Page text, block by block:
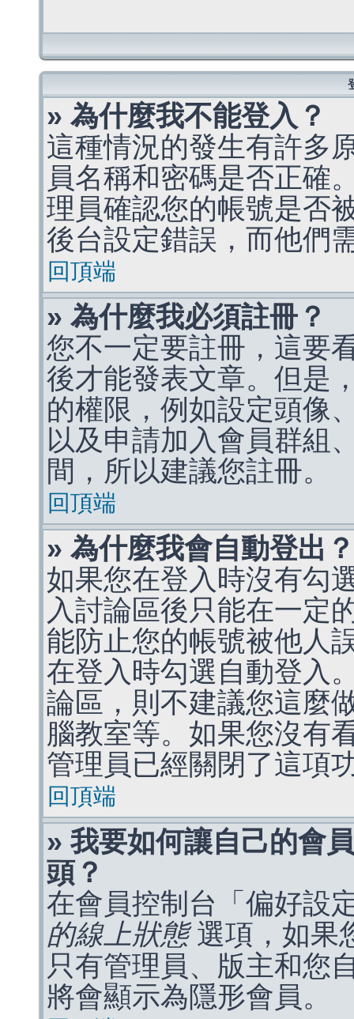
» 為什麼我不能登入？
這種情況的發生有許多
員名稱和密碼是否正確
理員確認您的帳號是否
後台設定錯誤，而他們
回頂端
» 為什麼我必須註冊？
您不一定要註冊，這要
後才能發表文章。但是
的權限，例如設定頭像
以及申請加入會員群組
間，所以建議您註冊。
回頂端
» 為什麼我會自動登出？
如果您在登入時沒有勾
入討論區後只能在一定
能防止您的帳號被他人
在登入時勾選自動登入
論區，則不建議您這麼
腦教室等。如果您沒有
管理員已經關閉了這項
回頂端
» 我要如何讓自己的會
頭？
在會員控制台「偏好設
的線上狀態選項，如果
只有管理員、版主和您
將會顯示為隱形會員。